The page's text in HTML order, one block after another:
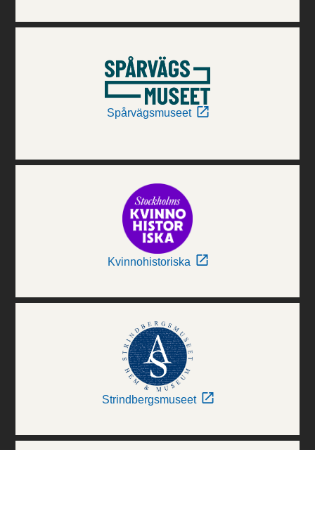
Spårvägsmuseet
Kvinnohistoriska
Strindbergsmuseet